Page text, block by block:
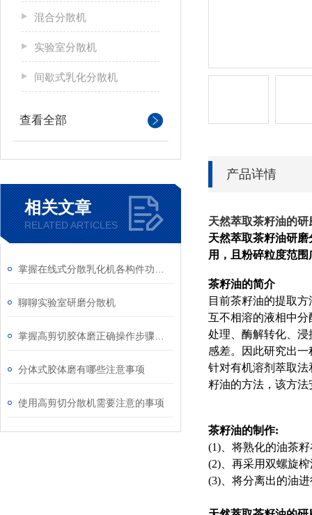
混合分散机
实验室分散机
间歇式乳化分散机
查看全部
相关文章
RELATED ARTICLES
聊聊实验室研磨分散机
分体式胶体磨有哪些注意事项
使用高剪切分散机需要注意的事项
产品详情
天然萃取茶籽油的研
天然萃取茶籽油研
用，且粉碎粒度范
茶籽油的简介
目前茶籽油的提取
互不相溶的液相中
处理、酶解转化、
感差。因此研究出
针对有机溶剂萃取
籽油的方法，该方法
茶籽油的制作:
(1)、将熟化的油茶
(2)、再采用双螺旋
(3)、将分离出的油